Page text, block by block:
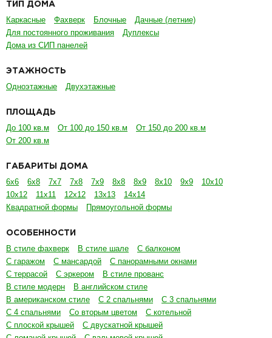
ТИП ДОМА
Каркасные Фахверк Блочные
Дачные (летние)
Для постоянного проживания
Дуплексы
Дома из СИП панелей
ЭТАЖНОСТЬ
Одноэтажные Двухэтажные
ПЛОЩАДЬ
До 100 кв.м От 100 до 150 кв.м
От 150 до 200 кв.м
От 200 кв.м
ГАБАРИТЫ ДОМА
6х6 6х8 7х7 7х8 7х9 8х8 8х9 8х10 9х9
10х10
10х12
11х11 12х12 13х13
14х14
Квадратной формы
Прямоугольной формы
ОСОБЕННОСТИ
В стиле фахверк В стиле шале
С балконом
С гаражом
С мансардой
С панорамными окнами
С террасой
С эркером
В стиле прованс
В стиле модерн
В английском стиле
В американском стиле
С 2 спальнями
С 3 спальнями
С 4 спальнями
Со вторым цветом
С котельной
С плоской крышей
С двускатной крышей